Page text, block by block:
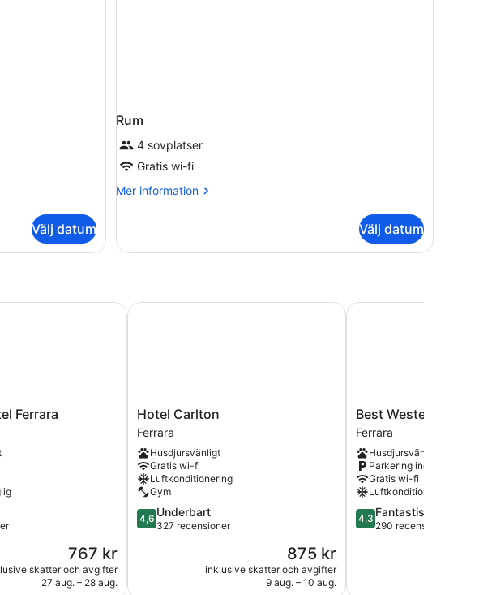
Välj datum
Rum
4 sovplatser
Gratis wi-fi
Mer information
Mer
Välj datum
Ferrara
Priset
är
767 kr
767 kr
skatter och avgifter
27 aug. – 28 aug.
Hotel
Carlton
Ferrara
Hotel Carlton
Ferrara
Husdjursvänligt
Gratis wi-fi
Luftkonditionering
Gym
4.6
av
327 recensioner
4,6 Underbart
327 recensioner
Priset
är
875 kr
875 kr
inklusive skatter och avgifter
9 aug. – 10 aug.
Hotel Carlton
Best
Western
Palace
Inn
Hotel
Ferrara
Best Western Palace
Ferrara
Husdjursvänligt
Parkering ingår
Gratis wi-fi
Luftkonditionering
4.3
av
4,3 Fantastiskt
290 recensioner
Best Western Palace